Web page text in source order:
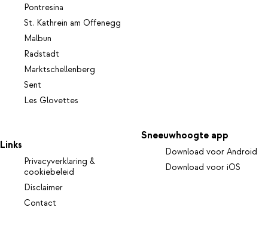
Pontresina
St. Kathrein am Offenegg
Malbun
Radstadt
Marktschellenberg
Sent
Les Glovettes
Links
Privacyverklaring &
cookiebeleid
Disclaimer
Contact
Sneeuwhoogte app
Download voor Android
Download voor iOS